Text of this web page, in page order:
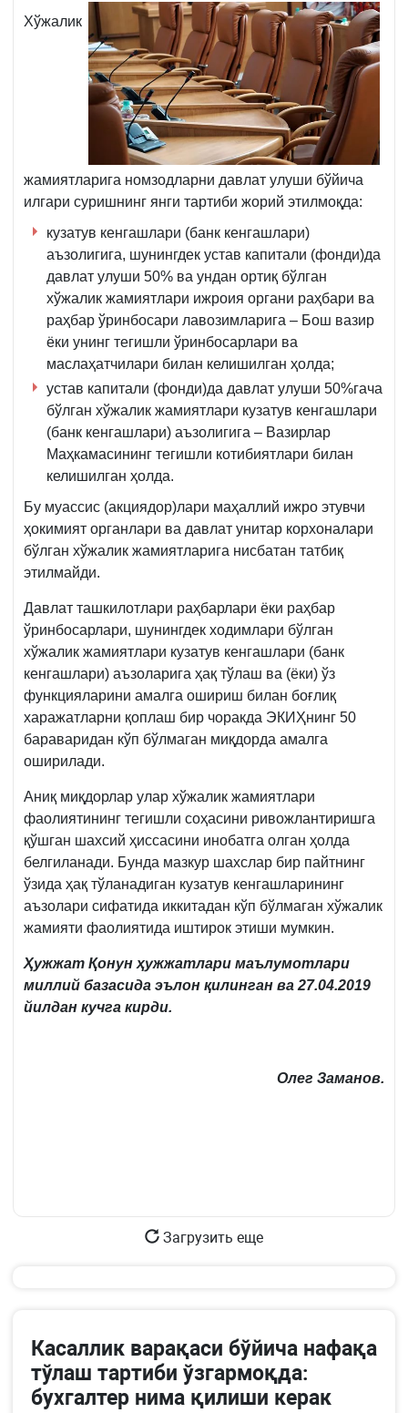
Хўжалик
жамиятларига номзодларни давлат улуши бўйича
илгари суришнинг янги тартиби жорий этилмоқда:
кузатув кенгашлари (банк кенгашлари)
аъзолигига, шунингдек устав капитали (фонди)да
давлат улуши 50% ва ундан ортиқ бўлган
хўжалик жамиятлари ижроия органи раҳбари ва
раҳбар ўринбосари лавозимларига – Бош вазир
ёки унинг тегишли ўринбосарлари ва
маслаҳатчилари билан келишилган ҳолда;
устав капитали (фонди)да давлат улуши 50%гача
бўлган хўжалик жамиятлари кузатув кенгашлари
(банк кенгашлари) аъзолигига – Вазирлар
Маҳкамасининг тегишли котибиятлари билан
келишилган ҳолда.
Бу муассис (акциядор)лари маҳаллий ижро этувчи
ҳокимият органлари ва давлат унитар корхоналари
бўлган хўжалик жамиятларига нисбатан татбиқ
этилмайди.
Давлат ташкилотлари раҳбарлари ёки раҳбар
ўринбосарлари, шунингдек ходимлари бўлган
хўжалик жамиятлари кузатув кенгашлари (банк
кенгашлари) аъзоларига ҳақ тўлаш ва (ёки) ўз
функцияларини амалга ошириш билан боғлиқ
харажатларни қоплаш бир чоракда ЭКИҲнинг 50
бараваридан кўп бўлмаган миқдорда амалга
оширилади.
Аниқ миқдорлар улар хўжалик жамиятлари
фаолиятининг тегишли соҳасини ривожлантиришга
қўшган шахсий ҳиссасини инобатга олган ҳолда
белгиланади. Бунда мазкур шахслар бир пайтнинг
ўзида ҳақ тўланадиган кузатув кенгашларининг
аъзолари сифатида иккитадан кўп бўлмаган хўжалик
жамияти фаолиятида иштирок этиши мумкин.
Ҳужжат Қонун ҳужжатлари маълумотлари
миллий базасида эълон қилинган ва 27.04.2019
йилдан кучга кирди.
Олег Заманов.
Загрузить еще
Касаллик варақаси бўйича нафақа
тўлаш тартиби ўзгармоқда:
бухгалтер нима қилиши керак